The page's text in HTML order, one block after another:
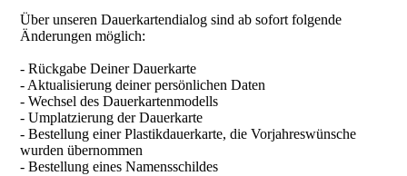
Über unseren Dauerkartendialog sind ab sofort folgende
Änderungen möglich:
- Rückgabe Deiner Dauerkarte
- Aktualisierung deiner persönlichen Daten
- Wechsel des Dauerkartenmodells
- Umplatzierung der Dauerkarte
- Bestellung einer Plastikdauerkarte, die Vorjahreswünsche
wurden übernommen
- Bestellung eines Namensschildes